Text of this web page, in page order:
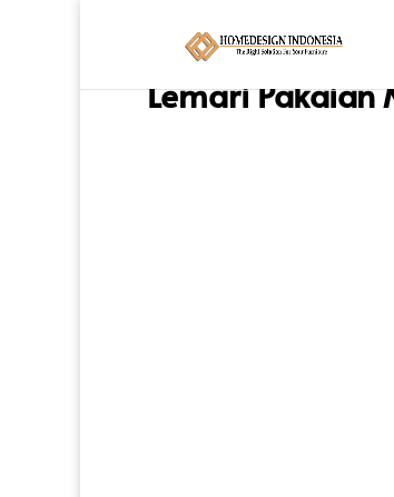
Beranda/Lemari & Penyimpanan
Lemari Pakaian